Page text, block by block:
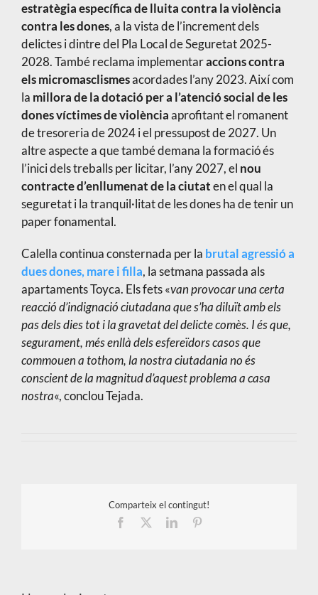
estratègia específica de lluita contra la violència
contra les dones, a la vista de l’increment dels
delictes i dintre del Pla Local de Seguretat 2025-
2028. També reclama implementaraccions contra
els micromasclismesacordades l’any 2023. Així com
la millora de la dotació per a l’atenció social de les
dones víctimes de violènciaaprofitant el romanent
de tresoreria de 2024 i el pressupost de 2027. Un
altre aspecte a que també demana la formació és
l’inici dels treballs per licitar, l’any 2027, el nou
contracte d’enllumenat de la ciutaten el qual la
seguretat i la tranquil·litat de les dones ha de tenir un
paper fonamental.
Calella continua consternada per la brutal agressió a
dues dones, mare i filla, la setmana passada als
apartaments Toyca. Els fets «van provocar una certa
reacció d’indignació ciutadana que s’ha diluït amb els
pas dels dies tot i la gravetat del delicte comès. I és que,
segurament, més enllà dels esfereïdors casos que
commouen a tothom, la nostra ciutadania no és
conscient de la magnitud d’aquest problema a casa
nostra«, conclou Tejada.
Comparteix el contingut!
Facebook
LinkedIn